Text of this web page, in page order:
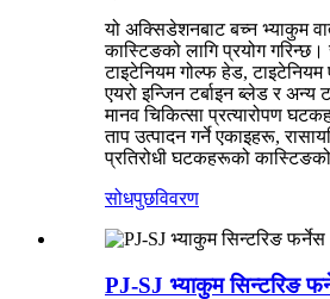
यो अक्सिडेशनबाट बच्न भ्याकुम
कास्टिङको लागि प्रयोग गरिन्छ।
टाइटेनियम गोल्फ हेड, टाइटेनियम
एयरो इन्जिन टर्बाइन ब्लेड र अन्य
मानव चिकित्सा प्रत्यारोपण
ताप उत्पादन गर्ने एकाइहरू,
प्रतिरोधी घटकहरूको कास्टिङको
सोधपुछविवरण
PJ-SJ भ्याकुम सिन्टरिङ